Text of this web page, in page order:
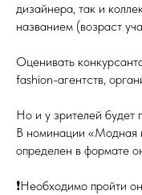
дизайнера, так и
названием (возраст
Оценивать
fashion-агентств,
Но и у зрителей будет
В номинации «Модная
определен в формате
❗Необходимо пройти